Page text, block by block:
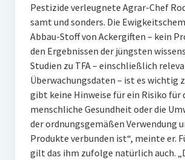
Pestizide verleugnete Agrar-Chef
samt und sonders. Die
Abbau-Stoff von Ackergiften – kein
den Ergebnissen der jüngsten
Studien zu TFA – einschließlich
Überwachungsdaten – ist es wichtig
gibt keine Hinweise für ein Risiko für
menschliche Gesundheit oder die
der ordnungsgemäßen Verwendung
Produkte verbunden ist“, meinte er.
gilt das ihm zufolge natürlich auch.